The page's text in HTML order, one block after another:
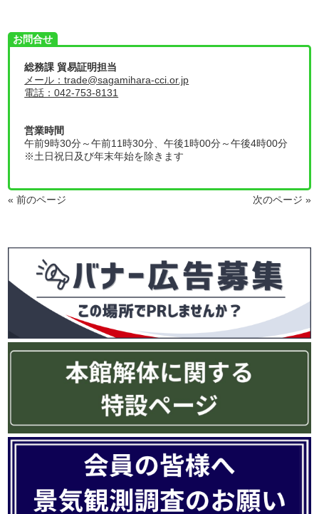
お問合せ
総務課 貿易証明担当
メール：trade@sagamihara-cci.or.jp
電話：042-753-8131
営業時間
午前9時30分～午前11時30分、午後1時00分～午後4時00分
※土日祝日及び年末年始を除きます
« 前のページ 次のページ »